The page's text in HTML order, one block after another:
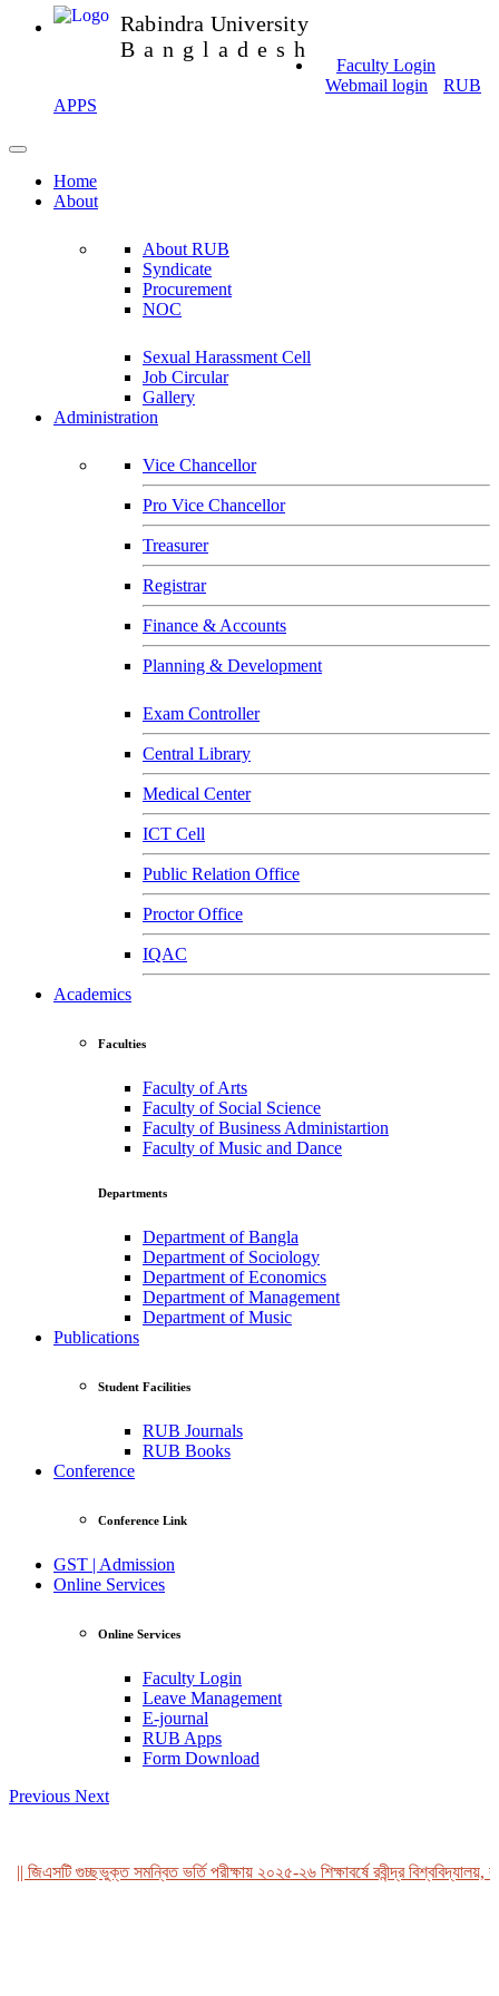
Rabindra University
Bangladesh
Faculty Login
Webmail login
RUB
APPS
Home
About
About RUB
Syndicate
Procurement
NOC
Sexual Harassment Cell
Job Circular
Gallery
Administration
Vice Chancellor
Pro Vice Chancellor
Treasurer
Registrar
Finance & Accounts
Planning & Development
Exam Controller
Central Library
Medical Center
ICT Cell
Public Relation Office
Proctor Office
IQAC
Academics
Faculties
Faculty of Arts
Faculty of Social Science
Faculty of Business Administartion
Faculty of Music and Dance
Departments
Department of Bangla
Department of Sociology
Department of Economics
Department of Management
Department of Music
Publications
Student Facilities
RUB Journals
RUB Books
Conference
Conference Link
GST | Admission
Online Services
Online Services
Faculty Login
Leave Management
E-journal
RUB Apps
Form Download
Previous Next
জিএসটি গুচ্ছভুক্ত সমন্বিত ভর্তি পরীক্ষায় ২০২৫-২৬ শিক্ষাবর্ষে রবীন্দ্র বিশ্ববিদ্যালয়,